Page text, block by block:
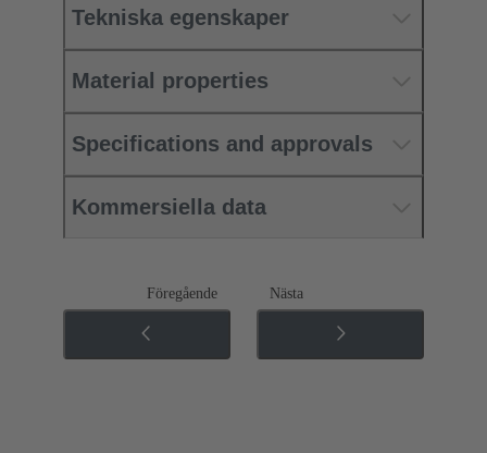
Tekniska egenskaper
Material properties
Specifications and approvals
Kommersiella data
Föregående Nästa